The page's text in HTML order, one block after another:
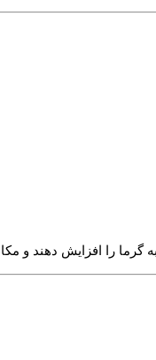
را افزایش دهند و